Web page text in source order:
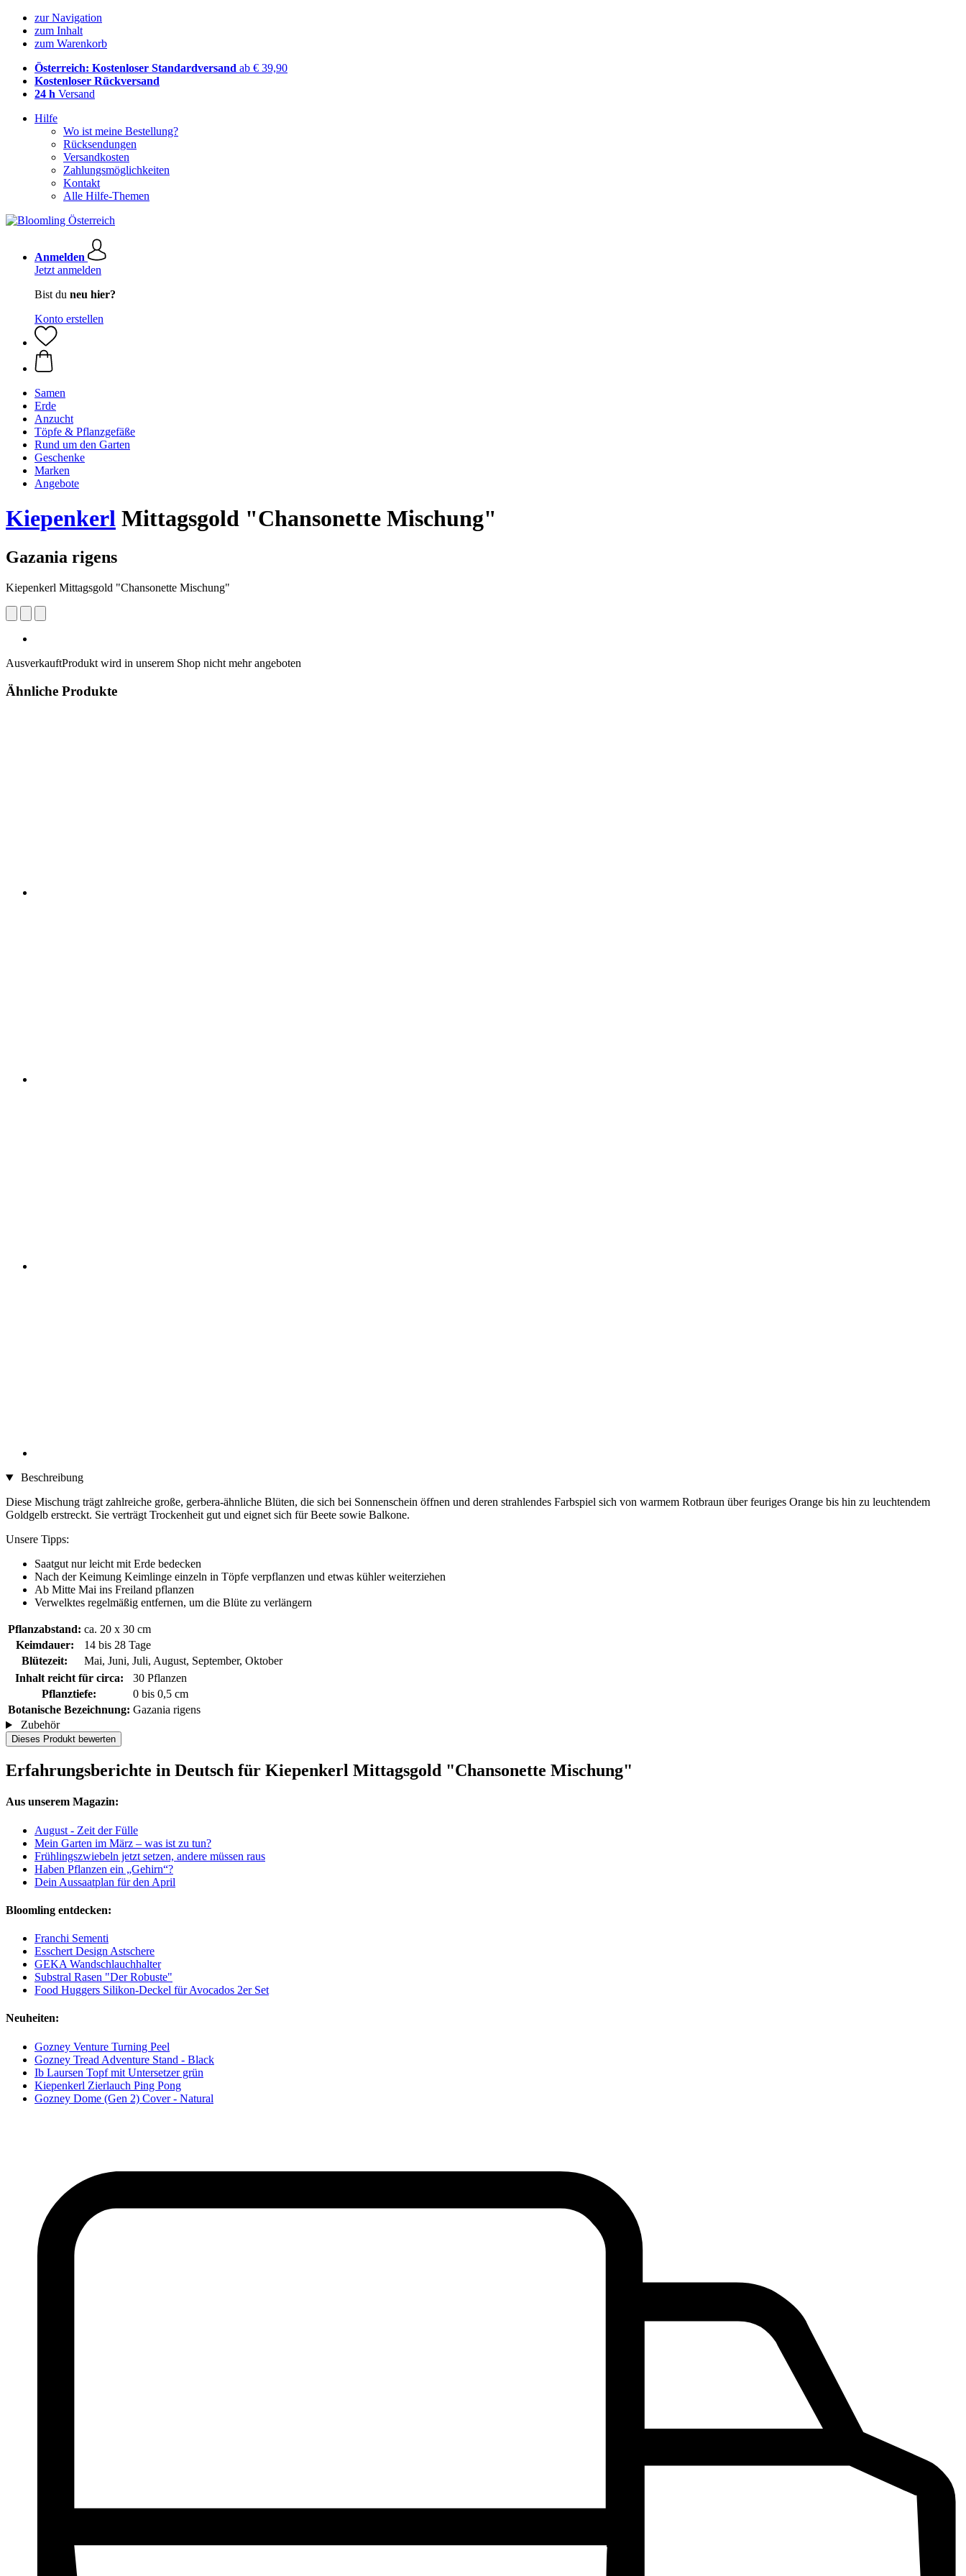
zur Navigation
zum Inhalt
zum Warenkorb
Österreich: Kostenloser Standardversand ab € 39,90
Kostenloser Rückversand
24 h Versand
Hilfe
Wo ist meine Bestellung?
Rücksendungen
Versandkosten
Zahlungsmöglichkeiten
Kontakt
Alle Hilfe-Themen
Anmelden
Jetzt anmelden
Bist du neu hier?
Konto erstellen
Samen
Erde
Anzucht
Töpfe & Pflanzgefäße
Rund um den Garten
Geschenke
Marken
Angebote
Kiepenkerl Mittagsgold "Chansonette Mischung"
Gazania rigens
Kiepenkerl Mittagsgold "Chansonette Mischung"
AusverkauftProdukt wird in unserem Shop nicht mehr angeboten
Ähnliche Produkte
Beschreibung
Diese Mischung trägt zahlreiche große, gerbera-ähnliche Blüten, die sich bei Sonnenschein öffnen und deren strahlendes Farbspiel sich von warmem Rotbraun über feuriges Orange bis hin zu leuchtendem
Goldgelb erstreckt. Sie verträgt Trockenheit gut und eignet sich für Beete sowie Balkone.
Unsere Tipps:
Saatgut nur leicht mit Erde bedecken
Nach der Keimung Keimlinge einzeln in Töpfe verpflanzen und etwas kühler weiterziehen
Ab Mitte Mai ins Freiland pflanzen
Verwelktes regelmäßig entfernen, um die Blüte zu verlängern
Pflanzabstand: ca. 20 x 30 cm
Keimdauer:
14 bis 28 Tage
Blütezeit:
Mai, Juni, Juli, August, September, Oktober
Inhalt reicht für circa:
30 Pflanzen
Pflanztiefe:
0 bis 0,5 cm
Botanische Bezeichnung: Gazania rigens
Zubehör
Dieses Produkt bewerten
Erfahrungsberichte in Deutsch für Kiepenkerl Mittagsgold "Chansonette Mischung"
Aus unserem Magazin:
August - Zeit der Fülle
Mein Garten im März – was ist zu tun?
Frühlingszwiebeln jetzt setzen, andere müssen raus
Haben Pflanzen ein „Gehirn“?
Dein Aussaatplan für den April
Bloomling entdecken:
Franchi Sementi
Esschert Design Astschere
GEKA Wandschlauchhalter
Substral Rasen "Der Robuste"
Food Huggers Silikon-Deckel für Avocados 2er Set
Neuheiten:
Gozney Venture Turning Peel
Gozney Tread Adventure Stand - Black
Ib Laursen Topf mit Untersetzer grün
Kiepenkerl Zierlauch Ping Pong
Gozney Dome (Gen 2) Cover - Natural